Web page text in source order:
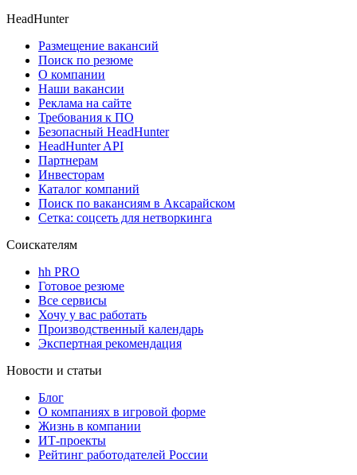
HeadHunter
Размещение вакансий
Поиск по резюме
О компании
Наши вакансии
Реклама на сайте
Требования к ПО
Безопасный HeadHunter
HeadHunter API
Партнерам
Инвесторам
Каталог компаний
Поиск по вакансиям в Аксарайском
Сетка: соцсеть для нетворкинга
Соискателям
hh PRO
Готовое резюме
Все сервисы
Хочу у вас работать
Производственный календарь
Экспертная рекомендация
Новости и статьи
Блог
О компаниях в игровой форме
Жизнь в компании
ИТ-проекты
Рейтинг работодателей России